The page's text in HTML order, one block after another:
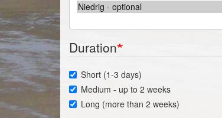
Duration
Short (1-3 days)
Medium - up to 2 weeks
Long (more than 2 weeks)